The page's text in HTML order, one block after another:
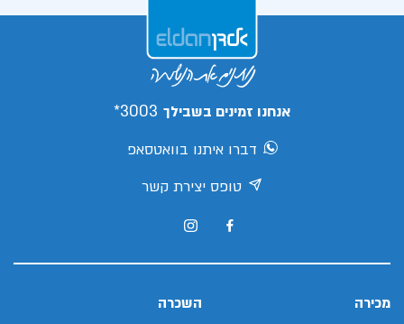
אנחנו זמינים בשבילך 3003*
דברו איתנו בוואטסאפ
טופס יצירת קשר
מכירה השכרה